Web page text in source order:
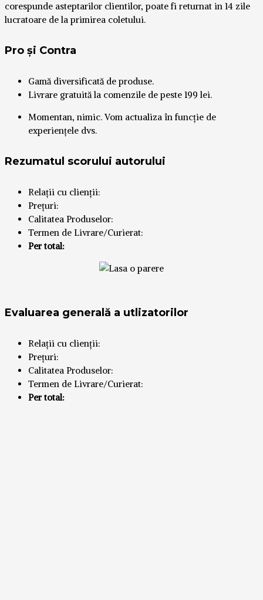
corespunde asteptarilor clientilor, poate fi returnat in 14 zile
lucratoare de la primirea coletului.
Pro și Contra
Gamă diversificată de produse.
Livrare gratuită la comenzile de peste 199 lei.
Momentan, nimic. Vom actualiza în funcție de
experiențele dvs.
Rezumatul scorului autorului
Relații cu clienții:
Prețuri:
Calitatea Produselor:
Termen de Livrare/Curierat:
Per total:
Evaluarea generală a utlizatorilor
Relații cu clienții:
Prețuri:
Calitatea Produselor:
Termen de Livrare/Curierat:
Per total: